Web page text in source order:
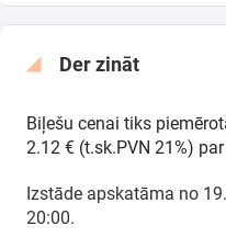
Der zināt
Biļešu cenai tiks
2.12 € (t.sk.PVN 21%)
Izstāde apskatāma no
20:00.